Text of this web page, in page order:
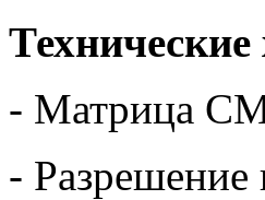
- Матрица
-